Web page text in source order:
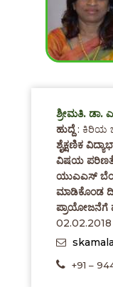
ಶ್ರೀಮತಿ.
ಹುದ್ದೆ: ಕಿರಿಯ
ಶೈಕ್ಷಣಿಕ
ವಿಷಯ
ಯುಎಎಸ್
ಮಾಡಿಕೊಂಡ
ಪ್ರಾಯೋಜನೆಗೆ
02.02.2018
+91 –